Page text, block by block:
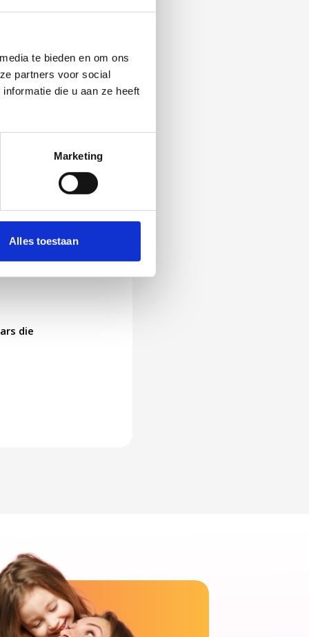
te bieden en om ons
partners voor social
die u aan ze heeft
Marketing
Alles toestaan
zij de vraag
die